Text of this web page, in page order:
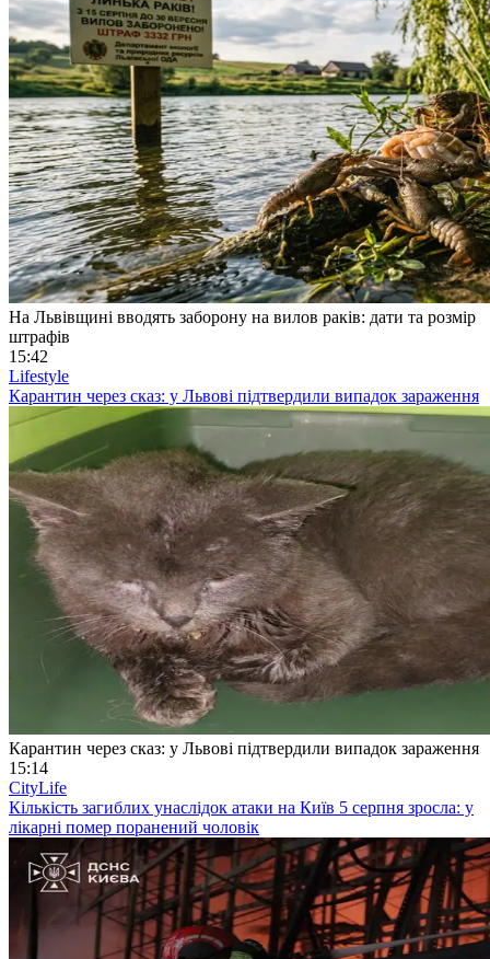
На Львівщині вводять заборону на вилов раків: дати та розмір
штрафів
15:42
Lifestyle
Карантин через сказ: у Львові підтвердили випадок зараження
Карантин через сказ: у Львові підтвердили випадок зараження
15:14
CityLife
Кількість загиблих унаслідок атаки на Київ 5 серпня зросла: у
лікарні помер поранений чоловік